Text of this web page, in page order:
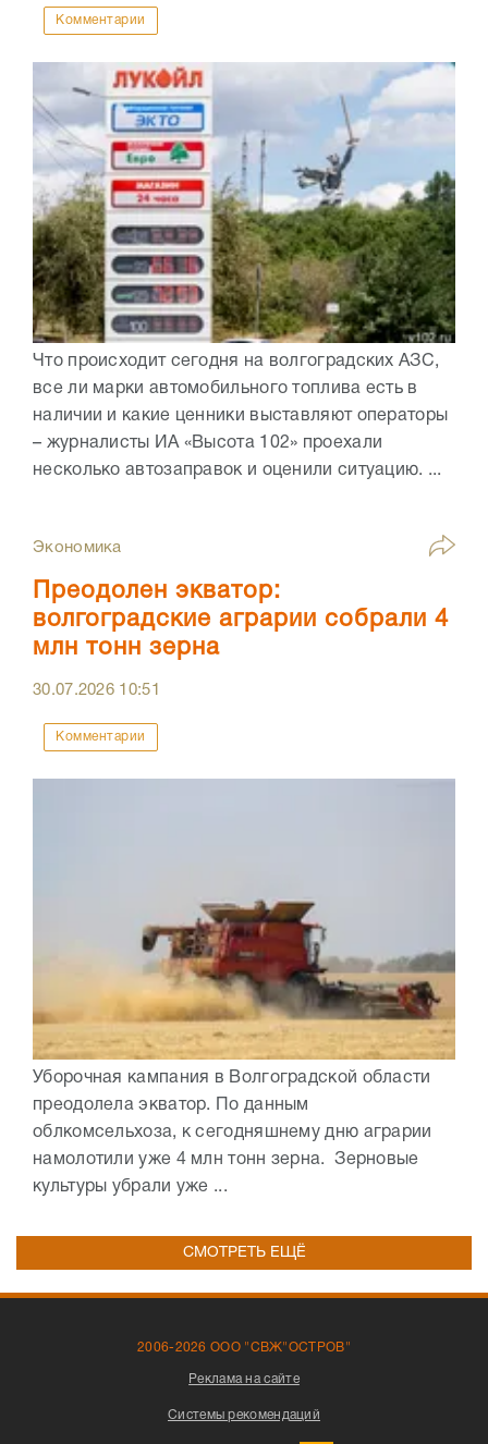
Комментарии
Что происходит сегодня на волгоградских АЗС,
все ли марки автомобильного топлива есть в
наличии и какие ценники выставляют операторы
– журналисты ИА «Высота 102» проехали
несколько автозаправок и оценили ситуацию. ...
Экономика
Преодолен экватор:
волгоградские аграрии собрали 4
млн тонн зерна
30.07.2026 10:51
Комментарии
Уборочная кампания в Волгоградской области
преодолела экватор. По данным
облкомсельхоза, к сегодняшнему дню аграрии
намолотили уже 4 млн тонн зерна. Зерновые
культуры убрали уже ...
СМОТРЕТЬ ЕЩЁ
2006-2026 ООО "СВЖ"ОСТРОВ"
Реклама на сайте
Системы рекомендаций